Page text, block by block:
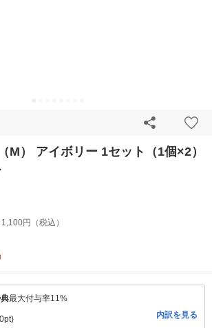
M） アイボリー 1セット（1個×2）
1,100円（税込）
最大付与率11%
内訳を見る